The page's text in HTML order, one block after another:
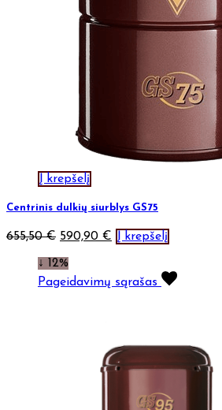
Į krepšelį
Centrinis dulkių siurblys GS75
655,50€ 590,90 € Į krepšelį
↓ 12%
Pageidavimų sąrašas